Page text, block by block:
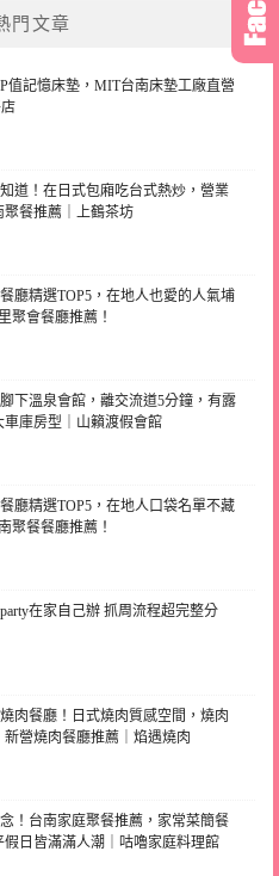
門文章
值記憶床墊，MIT台南床墊工廠直營
道！在日式包廂吃台式熱炒，營業
餐推薦｜上鶴茶坊
廳精選TOP5，在地人也愛的人氣埔
聚會餐廳推薦！
下溫泉會館，離交流道5分鐘，有露
庫房型｜山籟渡假會館
廳精選TOP5，在地人口袋名單不藏
聚餐餐廳推薦！
在家自己辦 抓周流程超完整分
肉餐廳！日式燒肉質感空間，燒肉
營燒肉餐廳推薦｜焰遇燒肉
！台南家庭聚餐推薦，家常菜簡餐
日皆滿滿人潮｜咕嚕家庭料理館